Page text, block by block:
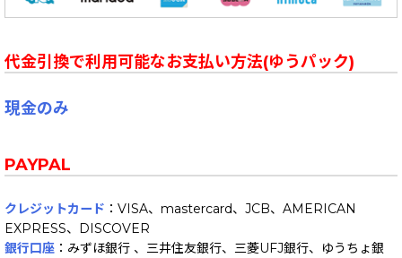
代金引換で利用可能なお支払い方法(ゆうパック)
現金のみ
PAYPAL
クレジットカード ：VISA、mastercard、JCB、AMERICAN
EXPRESS、DISCOVER
銀行口座 ：みずほ銀行 、三井住友銀行、三菱UFJ銀行、ゆうちょ銀